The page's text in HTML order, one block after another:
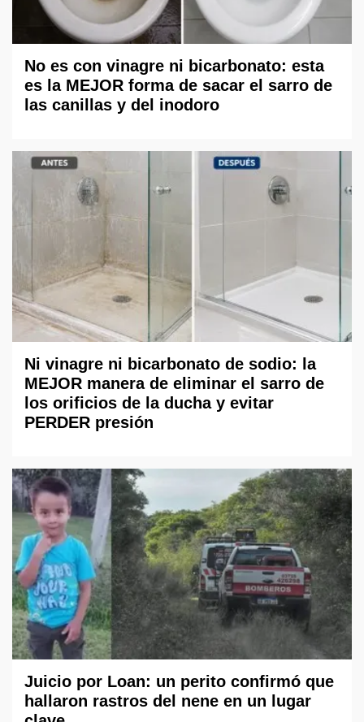
No es con vinagre ni bicarbonato: esta
es la MEJOR forma de sacar el sarro de
las canillas y del inodoro
Ni vinagre ni bicarbonato de sodio: la
MEJOR manera de eliminar el sarro de
los orificios de la ducha y evitar
PERDER presión
Juicio por Loan: un perito confirmó que
hallaron rastros del nene en un lugar